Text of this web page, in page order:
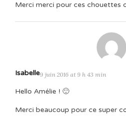
Merci merci pour ces chouettes
Isabelle9 juin 2016 at 9 h 43 min
Hello Amélie ! 🙂
Merci beaucoup pour ce super